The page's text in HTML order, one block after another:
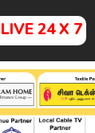
LIVE 24 X 7